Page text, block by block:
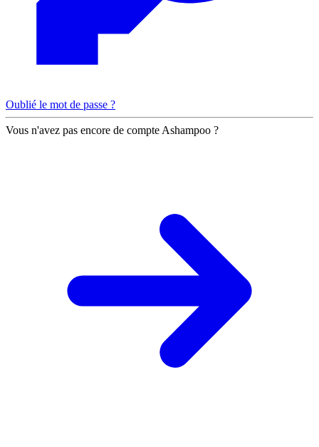
Oublié le mot de passe ?
Vous n'avez pas encore de compte Ashampoo ?